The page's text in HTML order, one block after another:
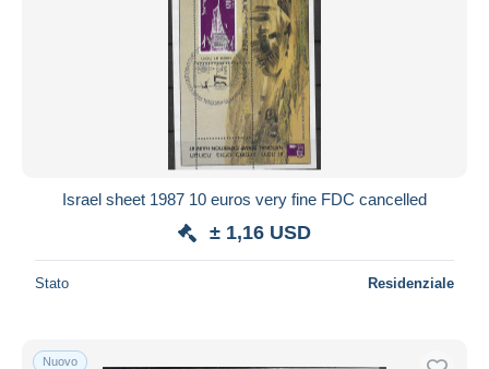
Israel sheet 1987 10 euros very fine FDC cancelled
± 1,16 USD
Stato Residenziale
Nuovo